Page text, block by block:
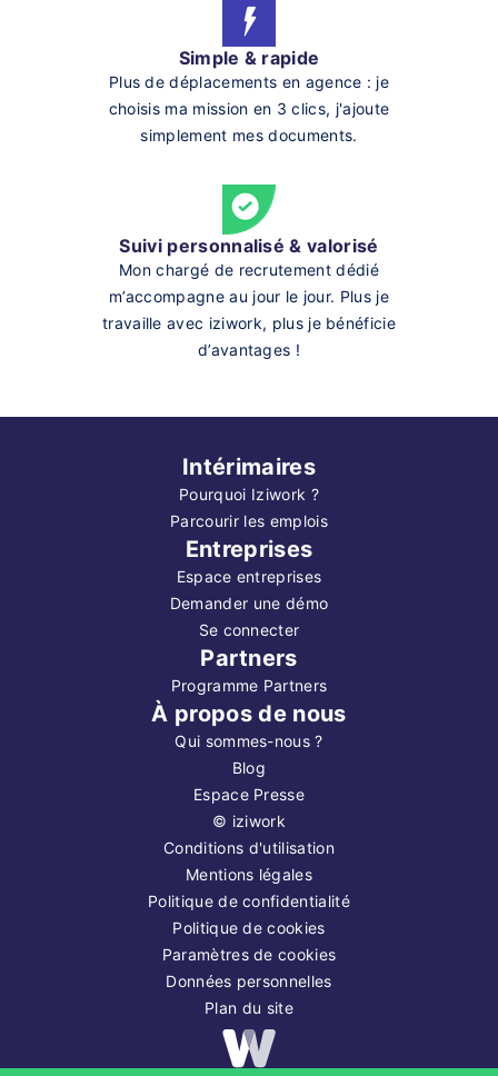
Simple & rapide
Plus de déplacements en agence : je
choisis ma mission en 3 clics, j'ajoute
simplement mes documents.
Suivi personnalisé & valorisé
Mon chargé de recrutement dédié
m’accompagne au jour le jour. Plus je
travaille avec iziwork, plus je bénéficie
d’avantages !
Intérimaires
Pourquoi Iziwork ?
Parcourir les emplois
Entreprises
Espace entreprises
Demander une démo
Se connecter
Partners
Programme Partners
À propos de nous
Qui sommes-nous ?
Blog
Espace Presse
© iziwork
Conditions d'utilisation
Mentions légales
Politique de confidentialité
Politique de cookies
Paramètres de cookies
Données personnelles
Plan du site